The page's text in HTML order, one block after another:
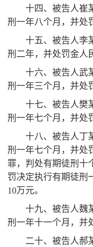
十四、被告人崔
刑一年八个月，并处
十五、被告人李
刑二年，并处罚金人
十六、被告人武
刑一年三个月，并处
十七、被告人樊
刑一年七个月，并处
十八、被告人丁
刑一年七个月，并处
罪，判处有期徒刑十
罚决定执行有期徒刑
10万元。
十九、被告人魏
刑一年十一个月，并
二十、被告人郝